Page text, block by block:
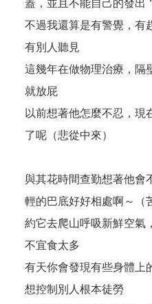
蓋，並且不能自己的發出
不過我還算是有警覺，有
有別人聽見
這幾年在做物理治療，隔
就放屁
以前想著他怎麼不忍，現
了呢（悲從中來）
與其花時間查勤想著他會
輕的巴底好好相處啊～（
約它去爬山呼吸新鮮空氣
不宜食太多
有天你會發現有些身體上
想控制別人根本徒勞